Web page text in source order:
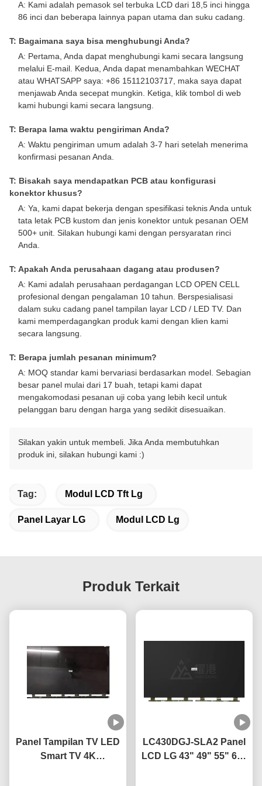
A: Kami adalah pemasok sel terbuka LCD dari 18,5 inci hingga
86 inci dan beberapa lainnya papan utama dan suku cadang.
T: Bagaimana saya bisa menghubungi Anda?
A: Pertama, Anda dapat menghubungi kami secara langsung
melalui E-mail. Kedua, Anda dapat menambahkan WECHAT
atau WHATSAPP saya: +86 15112103717, maka saya dapat
menjawab Anda secepat mungkin. Ketiga, klik tombol di web
kami hubungi kami secara langsung.
T: Berapa lama waktu pengiriman Anda?
A: Waktu pengiriman umum adalah 3-7 hari setelah menerima
konfirmasi pesanan Anda.
T: Bisakah saya mendapatkan PCB atau konfigurasi
konektor khusus?
A: Ya, kami dapat bekerja dengan spesifikasi teknis Anda untuk
tata letak PCB kustom dan jenis konektor untuk pesanan OEM
500+ unit. Silakan hubungi kami dengan persyaratan rinci
Anda.
T: Apakah Anda perusahaan dagang atau produsen?
A: Kami adalah perusahaan perdagangan LCD OPEN CELL
profesional dengan pengalaman 10 tahun. Berspesialisasi
dalam suku cadang panel tampilan layar LCD / LED TV. Dan
kami memperdagangkan produk kami dengan klien kami
secara langsung.
T: Berapa jumlah pesanan minimum?
A: MOQ standar kami bervariasi berdasarkan model. Sebagian
besar panel mulai dari 17 buah, tetapi kami dapat
mengakomodasi pesanan uji coba yang lebih kecil untuk
pelanggan baru dengan harga yang sedikit disesuaikan.
Silakan yakin untuk membeli. Jika Anda membutuhkan
produk ini, silakan hubungi kami :)
Tag: Modul LCD Tft Lg
Panel Layar LG Modul LCD Lg
Produk Terkait
Panel Tampilan TV LED
Smart TV 4K
LC430DGJ-SLA2 Panel
LCD LG 43" 49" 55" 65"